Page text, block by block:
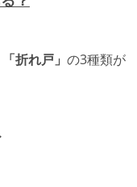
折れ戸」 の3種類が